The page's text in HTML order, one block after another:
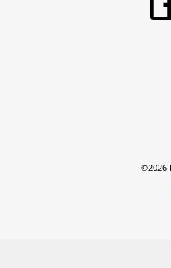
©2026